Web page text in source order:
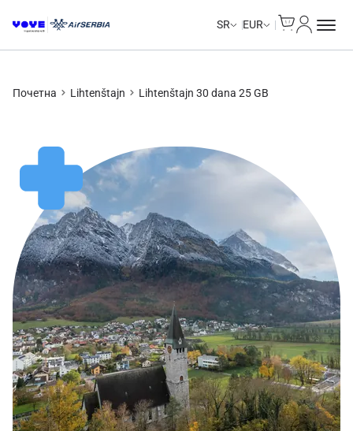
SR EUR
Почетна Lihtenštajn Lihtenštajn 30 dana 25 GB